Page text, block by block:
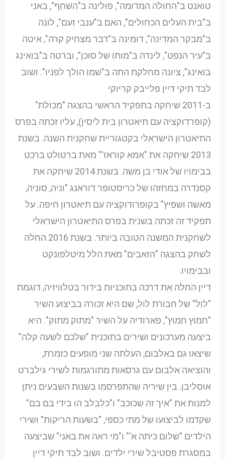
טואנט ב"החולה המדומה", פולינה ב"השחף", באני
ב"בית העלים הכחולים", האם ב"ענבי זעם", לונה
ב"מבקר המדינה", דומינה ב"דבר מצחיק קרה", איטה
ב"עיר הנפט", לינדה ב"מותו של סוכן", וברטה ב"בואינג
בואינג", ציונה מחלקת התה ב"שמו הולך לפניו". ושוב
לבד תיקי דיין פלייבק קריוקי
ב-2011 שיחקה בתפקיד הראשי בהצגה "מכולת"
(קופרדוקציה עם תיאטרון בית ליסין), עליו זכתה בפרס
התיאטרון הישראלי בקטגוריית שחקנית השנה. בשנת
2013 שיחקה את "אמא קוראז'" מאת ברטולט ברכט
בבימויו של אודי בן משה. בשנת 2014 שיחקה את
קסנדרה במחזהו של כריסטופר דוראנג "וניה, סוניה,
מאשה ושפיץ" בקופרודוקציה עם תיאטרון חיפה. על
תפקיד זה זכתה בשנית בפרס התיאטרון הישראלי
לשחקנית המשנה הטובה ביותר. בשנת 2016 החלה
לשחק בהצגה "הזאבים" מאת הלל מיטלפונקט
ובבימויו.
דיין החלה את דרכה בתוכניות בידור בטלוויזיה, דוגמת
"לול" של חבורת לול, שם היא זכורה בביצוע השיר
"חמוץ חמוץ", פארודיה על השיר "מתוק מתוק". היא
ביצעה מערכונים ושירים בתוכנית "שלכם לשעה קלה"
שיצאו גם באלבום, העלתה שני מופעים כזמרת,
והוציאה אלבום עם גרסאות מתורגמות לשירי גילברט
אוסליבן. בין שיריה שהתפרסמו בשנות השבעים ניתן
למנות את "איך זה שכוכב" ו"כלבלב הו בידי בם בם"
שקדמו לביצועו של מתי כספי, "בשעות הריקות" ושירי
הילדים "שלום כיתה א'" ו"מי ראה את באני" שביצעה
במסגרת פסטיבל שירי ילדים. ושוב לבד תיקי דיין